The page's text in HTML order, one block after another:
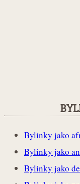
Bylinky jako
Bylinky jako
Bylinky jako